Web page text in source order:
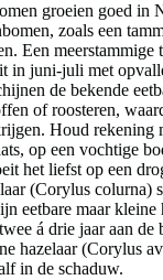
groeien goed in
zoals een
Een meerstammige
in juni-juli met
de bekende
of roosteren,
Houd rekening
op een vochtige
het liefst op een
(Corylus colurna)
eetbare maar kleine
á drie jaar aan de
hazelaar (Corylus
in de schaduw.